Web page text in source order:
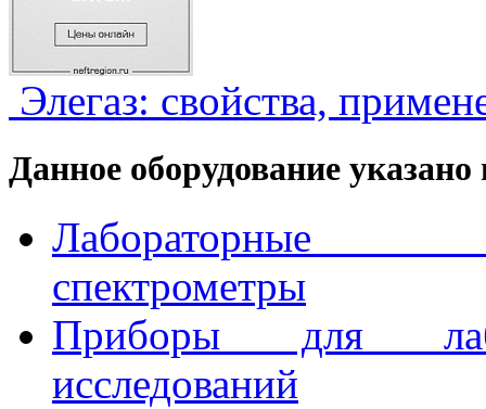
Элегаз: свойства,
Данное оборудование
Лабораторные
спектрометры
Приборы для
исследований